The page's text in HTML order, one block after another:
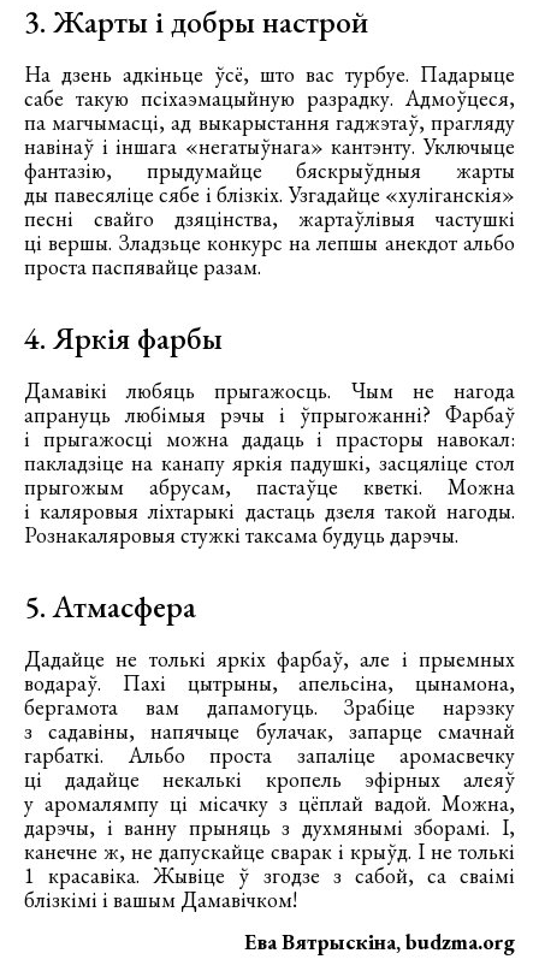
3. Жарты і добры настрой
На дзень адкіньце ўсё, што вас турбуе. Падарыце
сабе такую псіхаэмацыйную разрадку. Адмоўцеся,
па магчымасці, ад выкарыстання гаджэтаў, прагляду
навінаў і іншага «негатыўнага» кантэнту. Уключыце
фантазію, прыдумайце бяскрыўдныя жарты
ды павесяліце сябе і блізкіх. Узгадайце «хуліганскія»
песні свайго дзяцінства, жартаўлівыя частушкі
ці вершы. Зладзьце конкурс на лепшы анекдот альбо
проста паспявайце разам.
4. Яркія фарбы
Дамавікі любяць прыгажосць. Чым не нагода
апрануць любімыя рэчы і ўпрыгожанні? Фарбаў
і прыгажосці можна дадаць і прасторы навокал:
пакладзіце на канапу яркія падушкі, засцяліце стол
прыгожым абрусам, пастаўце кветкі. Можна
і каляровыя ліхтарыкі дастаць дзеля такой нагоды.
Рознакаляровыя стужкі таксама будуць дарэчы.
5. Атмасфера
Дадайце не толькі яркіх фарбаў, але і прыемных
водараў. Пахі цытрыны, апельсіна, цынамона,
бергамота вам дапамогуць. Зрабіце нарэзку
з садавіны, напячыце булачак, запарце смачнай
гарбаткі. Альбо проста запаліце аромасвечку
ці дадайце некалькі кропель эфірных алеяў
у аромалямпу ці місачку з цёплай вадой. Можна,
дарэчы, і ванну прыняць з духмянымі зборамі. І,
канечне ж, не дапускайце сварак і крыўд. І не толькі
1 красавіка. Жывіце ў згодзе з сабой, са сваімі
блізкімі і вашым Дамавічком!
Ева Вятрыскіна, budzma.org